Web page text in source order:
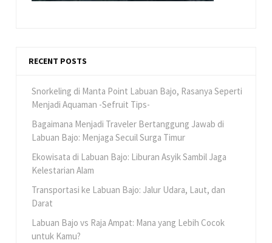
RECENT POSTS
Snorkeling di Manta Point Labuan Bajo, Rasanya Seperti
Menjadi Aquaman -Sefruit Tips-
Bagaimana Menjadi Traveler Bertanggung Jawab di
Labuan Bajo: Menjaga Secuil Surga Timur
Ekowisata di Labuan Bajo: Liburan Asyik Sambil Jaga
Kelestarian Alam
Transportasi ke Labuan Bajo: Jalur Udara, Laut, dan
Darat
Labuan Bajo vs Raja Ampat: Mana yang Lebih Cocok
untuk Kamu?